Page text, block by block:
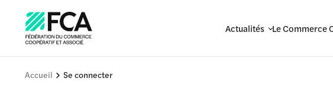
Actualités Le Commerce
Accueil Se connecter